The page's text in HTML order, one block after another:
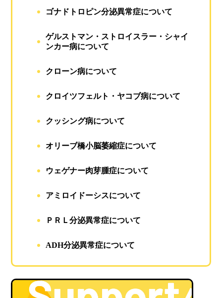
ゴナドトロピン分泌異常症について
ゲルストマン・ストロイスラー・シャイ
ンカー病について
クローン病について
クロイツフェルト・ヤコブ病について
クッシング病について
オリーブ橋小脳萎縮症について
ウェゲナー肉芽腫症について
アミロイドーシスについて
ＰＲＬ分泌異常症について
ADH分泌異常症について